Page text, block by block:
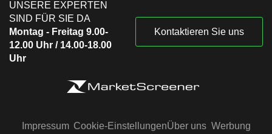
UNSERE EXPERTEN
SIND FÜR SIE DA
Montag - Freitag 9.00-
12.00 Uhr / 14.00-18.00
Uhr
Kontaktieren Sie uns
Impressum Cookie-EinstellungenÜber uns Werbung